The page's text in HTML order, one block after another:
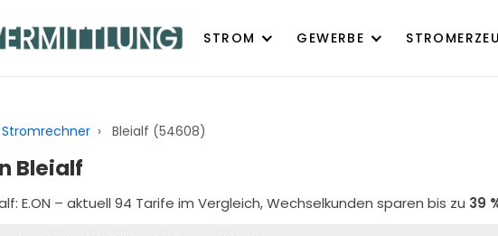
STROM GEWERBE
Stromrechner › Bleialf (54608)
Bleialf
E.ON – aktuell 94 Tarife im Vergleich, Wechselkunden sparen bis zu 39